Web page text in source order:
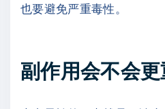
也要避免严重毒性。
副作用会不会更